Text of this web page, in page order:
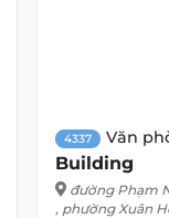
4337 Văn
Building
đường Phạm
, phường Xuân